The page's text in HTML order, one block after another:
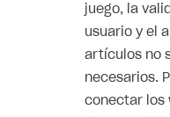
juego, la
usuario y el
artículos no
necesarios.
conectar los